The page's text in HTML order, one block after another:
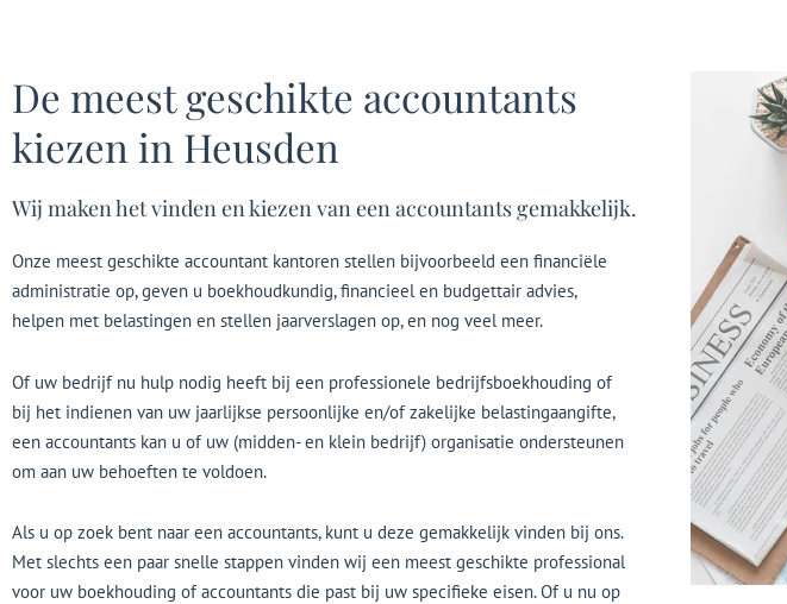
De meest geschikte accountants
kiezen in Heusden
Wij maken het vinden en kiezen van een accountants gemakkelijk.
Onze meest geschikte accountant kantoren stellen bijvoorbeeld een financiële
administratie op, geven u boekhoudkundig, financieel en budgettair advies,
helpen met belastingen en stellen jaarverslagen op, en nog veel meer.
Of uw bedrijf nu hulp nodig heeft bij een professionele bedrijfsboekhouding of
bij het indienen van uw jaarlijkse persoonlijke en/of zakelijke belastingaangifte,
een accountants kan u of uw (midden- en klein bedrijf) organisatie ondersteunen
om aan uw behoeften te voldoen.
Als u op zoek bent naar een accountants, kunt u deze gemakkelijk vinden bij ons.
Met slechts een paar snelle stappen vinden wij een meest geschikte professional
voor uw boekhouding of accountants die past bij uw specifieke eisen. Of u nu op